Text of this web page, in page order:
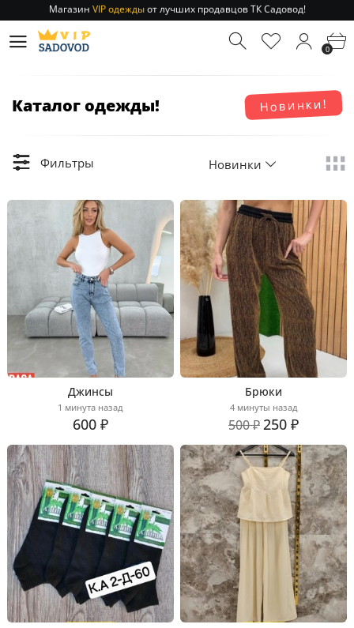
Отправление заказа 1-3 дняпо РФ и МСК!
Магазин
от лучших продавцов ТК Садовод!
0
Новинки!
Каталог одежды!
Фильтры Новинки
Джинсы
1 минута назад
600 ₽
Брюки
4 минуты назад
500 ₽250 ₽